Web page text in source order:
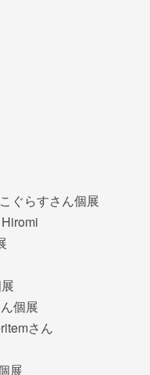
ぐらすさん個展
個展
さん
展